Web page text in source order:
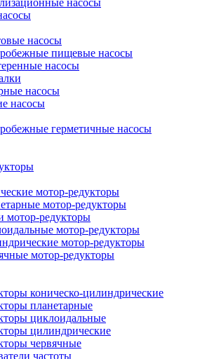
насосы
насосы
пищевые насосы
насосы
насосы
насосы
герметичные насосы
мотор-редукторы
мотор-редукторы
мотор-редукторы
мотор-редукторы
мотор-редукторы
мотор-редукторы
коническо-цилиндрические
планетарные
циклоидальные
цилиндрические
червячные
частоты